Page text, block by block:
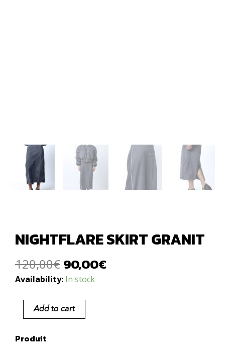
NIGHTFLARE SKIRT GRANIT
120,00€ Original
price
120,00€.
90,00€
Availability: In stock
Nightflare
Granit
quantity
Add to cart
Produit